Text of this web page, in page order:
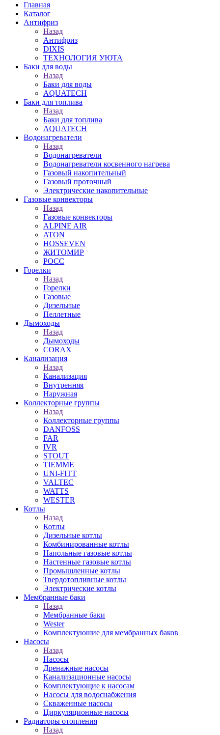
Главная
Каталог
Антифриз
Назад
Антифриз
DIXIS
ТЕХНОЛОГИЯ УЮТА
Баки для воды
Назад
Баки для воды
AQUATECH
Баки для топлива
Назад
Баки для топлива
AQUATECH
Водонагреватели
Назад
Водонагреватели
Водонагреватели косвенного нагрева
Газовый накопительный
Газовый проточный
Электрические накопительные
Газовые конвекторы
Назад
Газовые конвекторы
ALPINE AIR
ATON
HOSSEVEN
ЖИТОМИР
РОСС
Горелки
Назад
Горелки
Газовые
Дизельные
Пеллетные
Дымоходы
Назад
Дымоходы
CORAX
Канализация
Назад
Канализация
Внутренняя
Наружная
Коллекторные группы
Назад
Коллекторные группы
DANFOSS
FAR
IVR
STOUT
TIEMME
UNI-FITT
VALTEC
WATTS
WESTER
Котлы
Назад
Котлы
Дизельные котлы
Комбинированные котлы
Напольные газовые котлы
Настенные газовые котлы
Промышленные котлы
Твердотопливные котлы
Электрические котлы
Мембранные баки
Назад
Мембранные баки
Wester
Комплектуюшие для мембранных баков
Насосы
Назад
Насосы
Дренажные насосы
Канализационные насосы
Комплектующие к насосам
Насосы для водоснабжения
Скваженные насосы
Циркуляционные насосы
Радиаторы отопления
Назад